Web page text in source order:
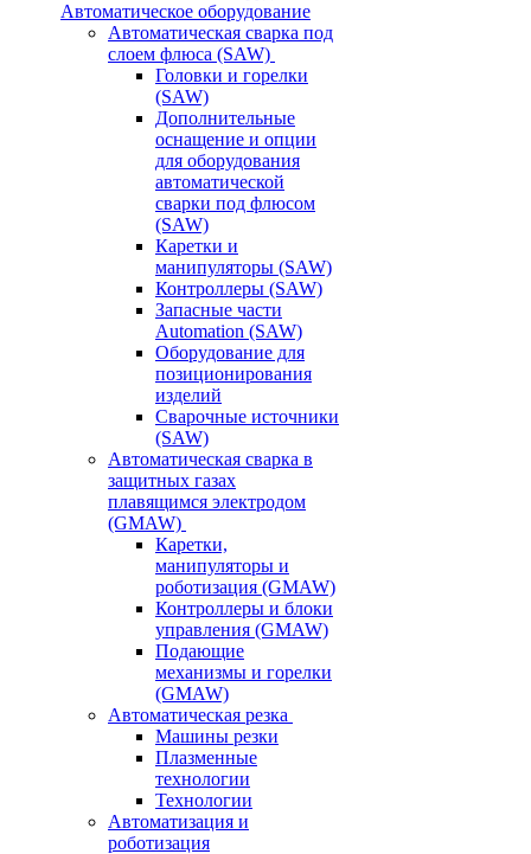
Автоматическое оборудование
Автоматическая сварка под
слоем флюса (SAW)
Головки и горелки
(SAW)
Дополнительные
оснащение и опции
для оборудования
автоматической
сварки под флюсом
(SAW)
Каретки и
манипуляторы (SAW)
Контроллеры (SAW)
Запасные части
Automation (SAW)
Оборудование для
позиционирования
изделий
Сварочные источники
(SAW)
Автоматическая сварка в
защитных газах
плавящимся электродом
(GMAW)
Каретки,
манипуляторы и
роботизация (GMAW)
Контроллеры и блоки
управления (GMAW)
Подающие
механизмы и горелки
(GMAW)
Автоматическая резка
Машины резки
Плазменные
технологии
Технологии
Автоматизация и
роботизация